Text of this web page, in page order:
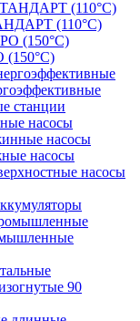
(110°C)
(150°C)
станции
насосы
насосы
насосы
насосы
90